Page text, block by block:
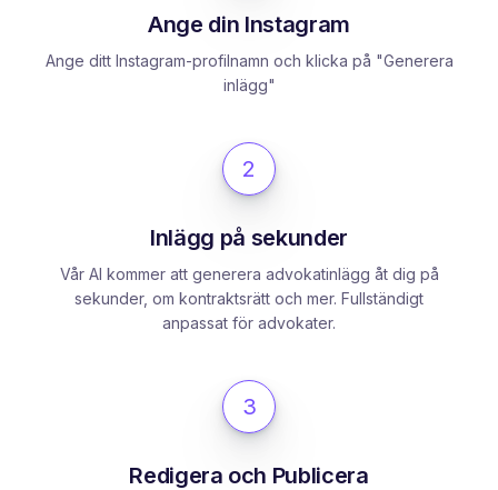
Ange din Instagram
Ange ditt Instagram-profilnamn och klicka på "Generera
inlägg"
2
Inlägg på sekunder
Vår AI kommer att generera advokatinlägg åt dig på
sekunder, om kontraktsrätt och mer. Fullständigt
anpassat för advokater.
3
Redigera och Publicera